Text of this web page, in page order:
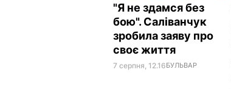
"Я не здамся без
бою". Саліванчук
зробила заяву про
своє життя
7 серпня, 12.16БУЛЬВАР